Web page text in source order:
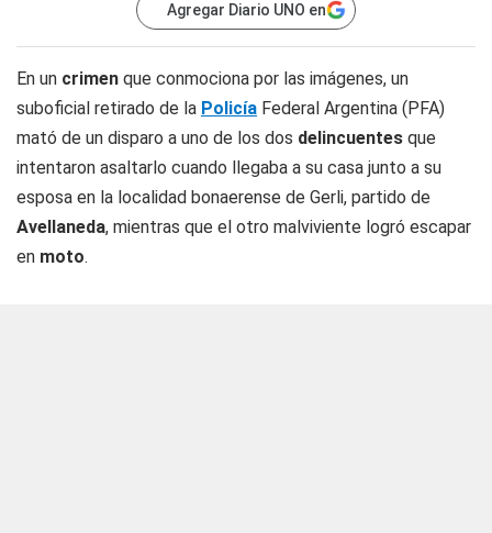
Agregar Diario UNO en
En un crimen que conmociona por las imágenes, un
suboficial retirado de la Policía Federal Argentina (PFA)
mató de un disparo a uno de los dos delincuentes que
intentaron asaltarlo cuando llegaba a su casa junto a su
esposa en la localidad bonaerense de Gerli, partido de
Avellaneda, mientras que el otro malviviente logró escapar
en moto.